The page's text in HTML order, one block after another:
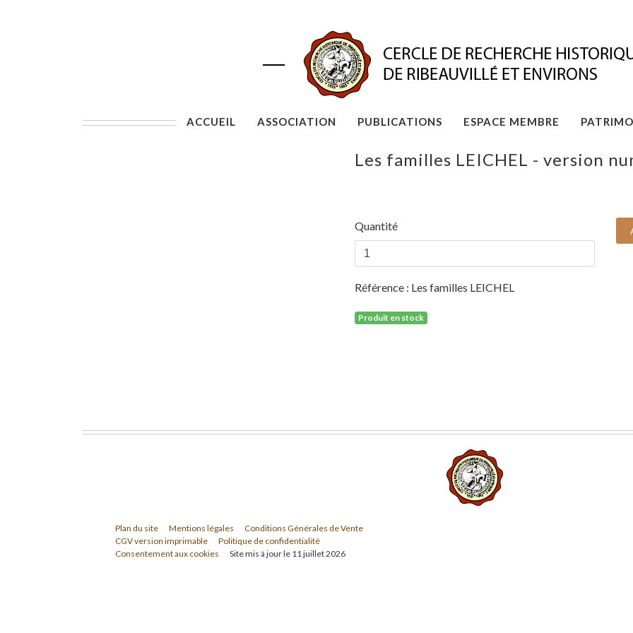
ACCUEIL ASSOCIATION PUBLICATIONS ESPACE MEMBRE
Les familles LEICHEL - version
Quantité
Référence : Les familles LEICHEL
Produit en stock
Plan du site Mentions légales
Conditions Générales de Vente
CGV version imprimable
Politique de confidentialité
Consentement aux cookies
Site mis à jour le 11 juillet 2026